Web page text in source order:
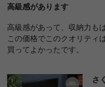
高級感があります
高級感があって、収納力も
この価格でこのクオリティ
買ってよかったです。
さ